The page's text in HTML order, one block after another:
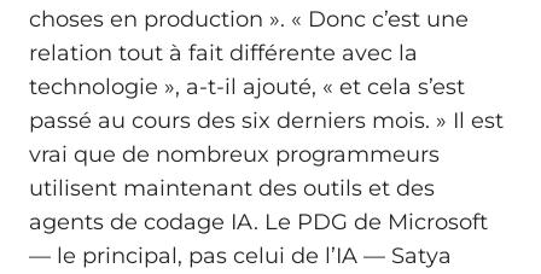
choses en production ». « Donc c’est une
relation tout à fait différente avec la
technologie », a-t-il ajouté, « et cela s’est
passé au cours des six derniers mois. » Il est
vrai que de nombreux programmeurs
utilisent maintenant des outils et des
agents de codage IA. Le PDG de Microsoft
— le principal, pas celui de l’IA — Satya